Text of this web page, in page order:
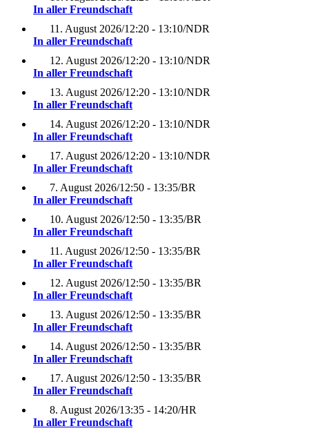
In aller Freundschaft
11. August 2026/12:20 - 13:10/NDR
In aller Freundschaft
12. August 2026/12:20 - 13:10/NDR
In aller Freundschaft
13. August 2026/12:20 - 13:10/NDR
In aller Freundschaft
14. August 2026/12:20 - 13:10/NDR
In aller Freundschaft
17. August 2026/12:20 - 13:10/NDR
In aller Freundschaft
7. August 2026/12:50 - 13:35/BR
In aller Freundschaft
10. August 2026/12:50 - 13:35/BR
In aller Freundschaft
11. August 2026/12:50 - 13:35/BR
In aller Freundschaft
12. August 2026/12:50 - 13:35/BR
In aller Freundschaft
13. August 2026/12:50 - 13:35/BR
In aller Freundschaft
14. August 2026/12:50 - 13:35/BR
In aller Freundschaft
17. August 2026/12:50 - 13:35/BR
In aller Freundschaft
8. August 2026/13:35 - 14:20/HR
In aller Freundschaft